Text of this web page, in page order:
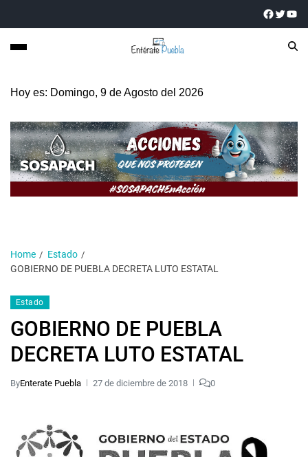
Hoy es: Domingo, 9 de Agosto del 2026
Home
Estado
GOBIERNO DE PUEBLA DECRETA LUTO ESTATAL
Estado
GOBIERNO DE PUEBLA
DECRETA LUTO ESTATAL
ByEnterate Puebla 27 de diciembre de 2018 0